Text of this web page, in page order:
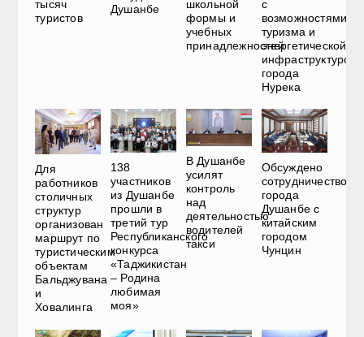
тысяч
туристов
Душанбе
школьной
формы и
учебных
принадлежностей
с
возможностями
туризма и
энергетической
инфраструктурой
города
Нурека
Для
работников
столичных
структур
организован
маршрут по
туристическим
объектам
Бальджувана
и
Ховалинга
138
участников
из Душанбе
прошли в
третий тур
Республиканского
конкурса
«Таджикистан
– Родина
любимая
моя»
В Душанбе
усилят
контроль
над
деятельностью
водителей
такси
Обсуждено
сотрудничество
города
Душанбе с
китайским
городом
Чунцин